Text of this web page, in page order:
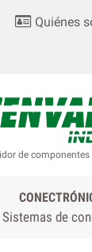
Quiénes
de
Sistemas de